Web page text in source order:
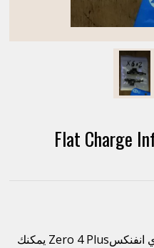
Flat Charge
لشراء فلاتة شحن انفنكس x602 اي انفنكسZero 4 Plus يمكنك